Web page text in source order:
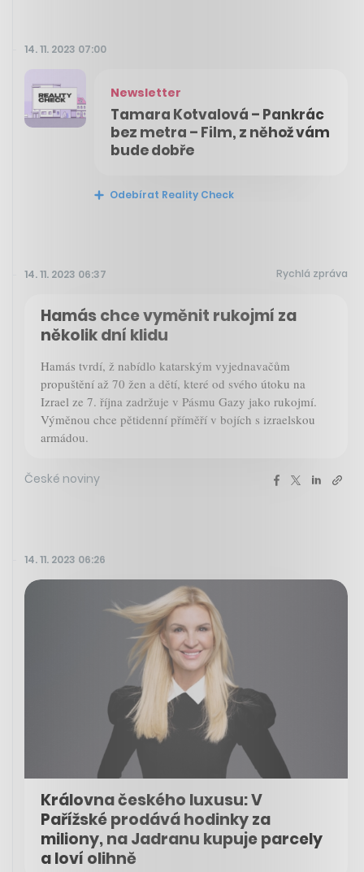
14. 11. 2023 07:00
Newsletter
Tamara Kotvalová – Pankrác
bez metra – Film, z něhož vám
bude dobře
Odebírat Reality Check
14. 11. 2023 06:37 Rychlá zpráva
Hamás chce vyměnit rukojmí za
několik dní klidu
Hamás tvrdí, ž nabídlo katarským vyjednavačům
propuštění až 70 žen a dětí, které od svého útoku na
Izrael ze 7. října zadržuje v Pásmu Gazy jako rukojmí.
Výměnou chce pětidenní příměří v bojích s izraelskou
armádou.
České noviny
14. 11. 2023 06:26
Královna českého luxusu: V
Pařížské prodává hodinky za
miliony, na Jadranu kupuje parcely
a loví olihně